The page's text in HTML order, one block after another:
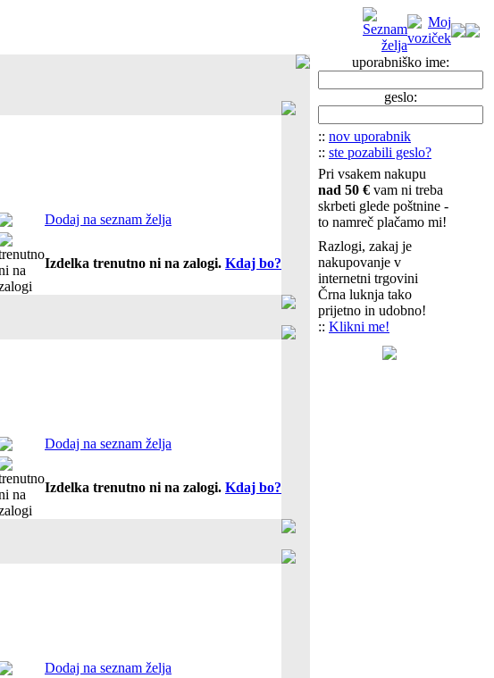
Dodaj na seznam želja
Izdelka trenutno ni na zalogi. Kdaj bo?
Dodaj na seznam želja
Izdelka trenutno ni na zalogi. Kdaj bo?
Dodaj na seznam želja
uporabniško ime:
geslo:
:: nov uporabnik
:: ste pozabili geslo?
Pri vsakem nakupu
nad 50 € vam ni treba
skrbeti glede poštnine -
to namreč plačamo mi!
Razlogi, zakaj je
nakupovanje v
internetni trgovini
Črna luknja tako
prijetno in udobno!
:: Klikni me!